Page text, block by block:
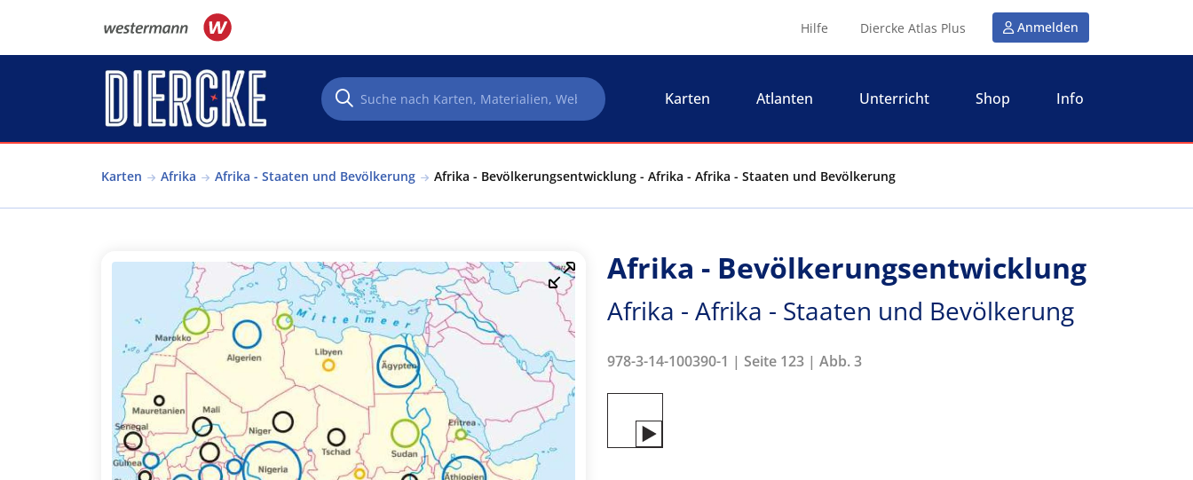
Hilfe Diercke Atlas Plus Anmelden
Karten Atlanten Unterricht Shop Info
Karten Afrika Afrika - Staaten und Bevölkerung Afrika - Bevölkerungsentwicklung - Afrika - Afrika - Staaten und Bevölkerung
Afrika - Bevölkerungsentwicklung
Afrika - Afrika - Staaten und Bevölkerung
978-3-14-100390-1 | Seite 123 | Abb. 3